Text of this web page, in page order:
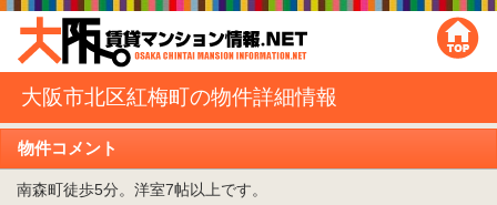
大阪市北区紅梅町の物件詳細情報
物件コメント
南森町徒歩5分。洋室7帖以上です。